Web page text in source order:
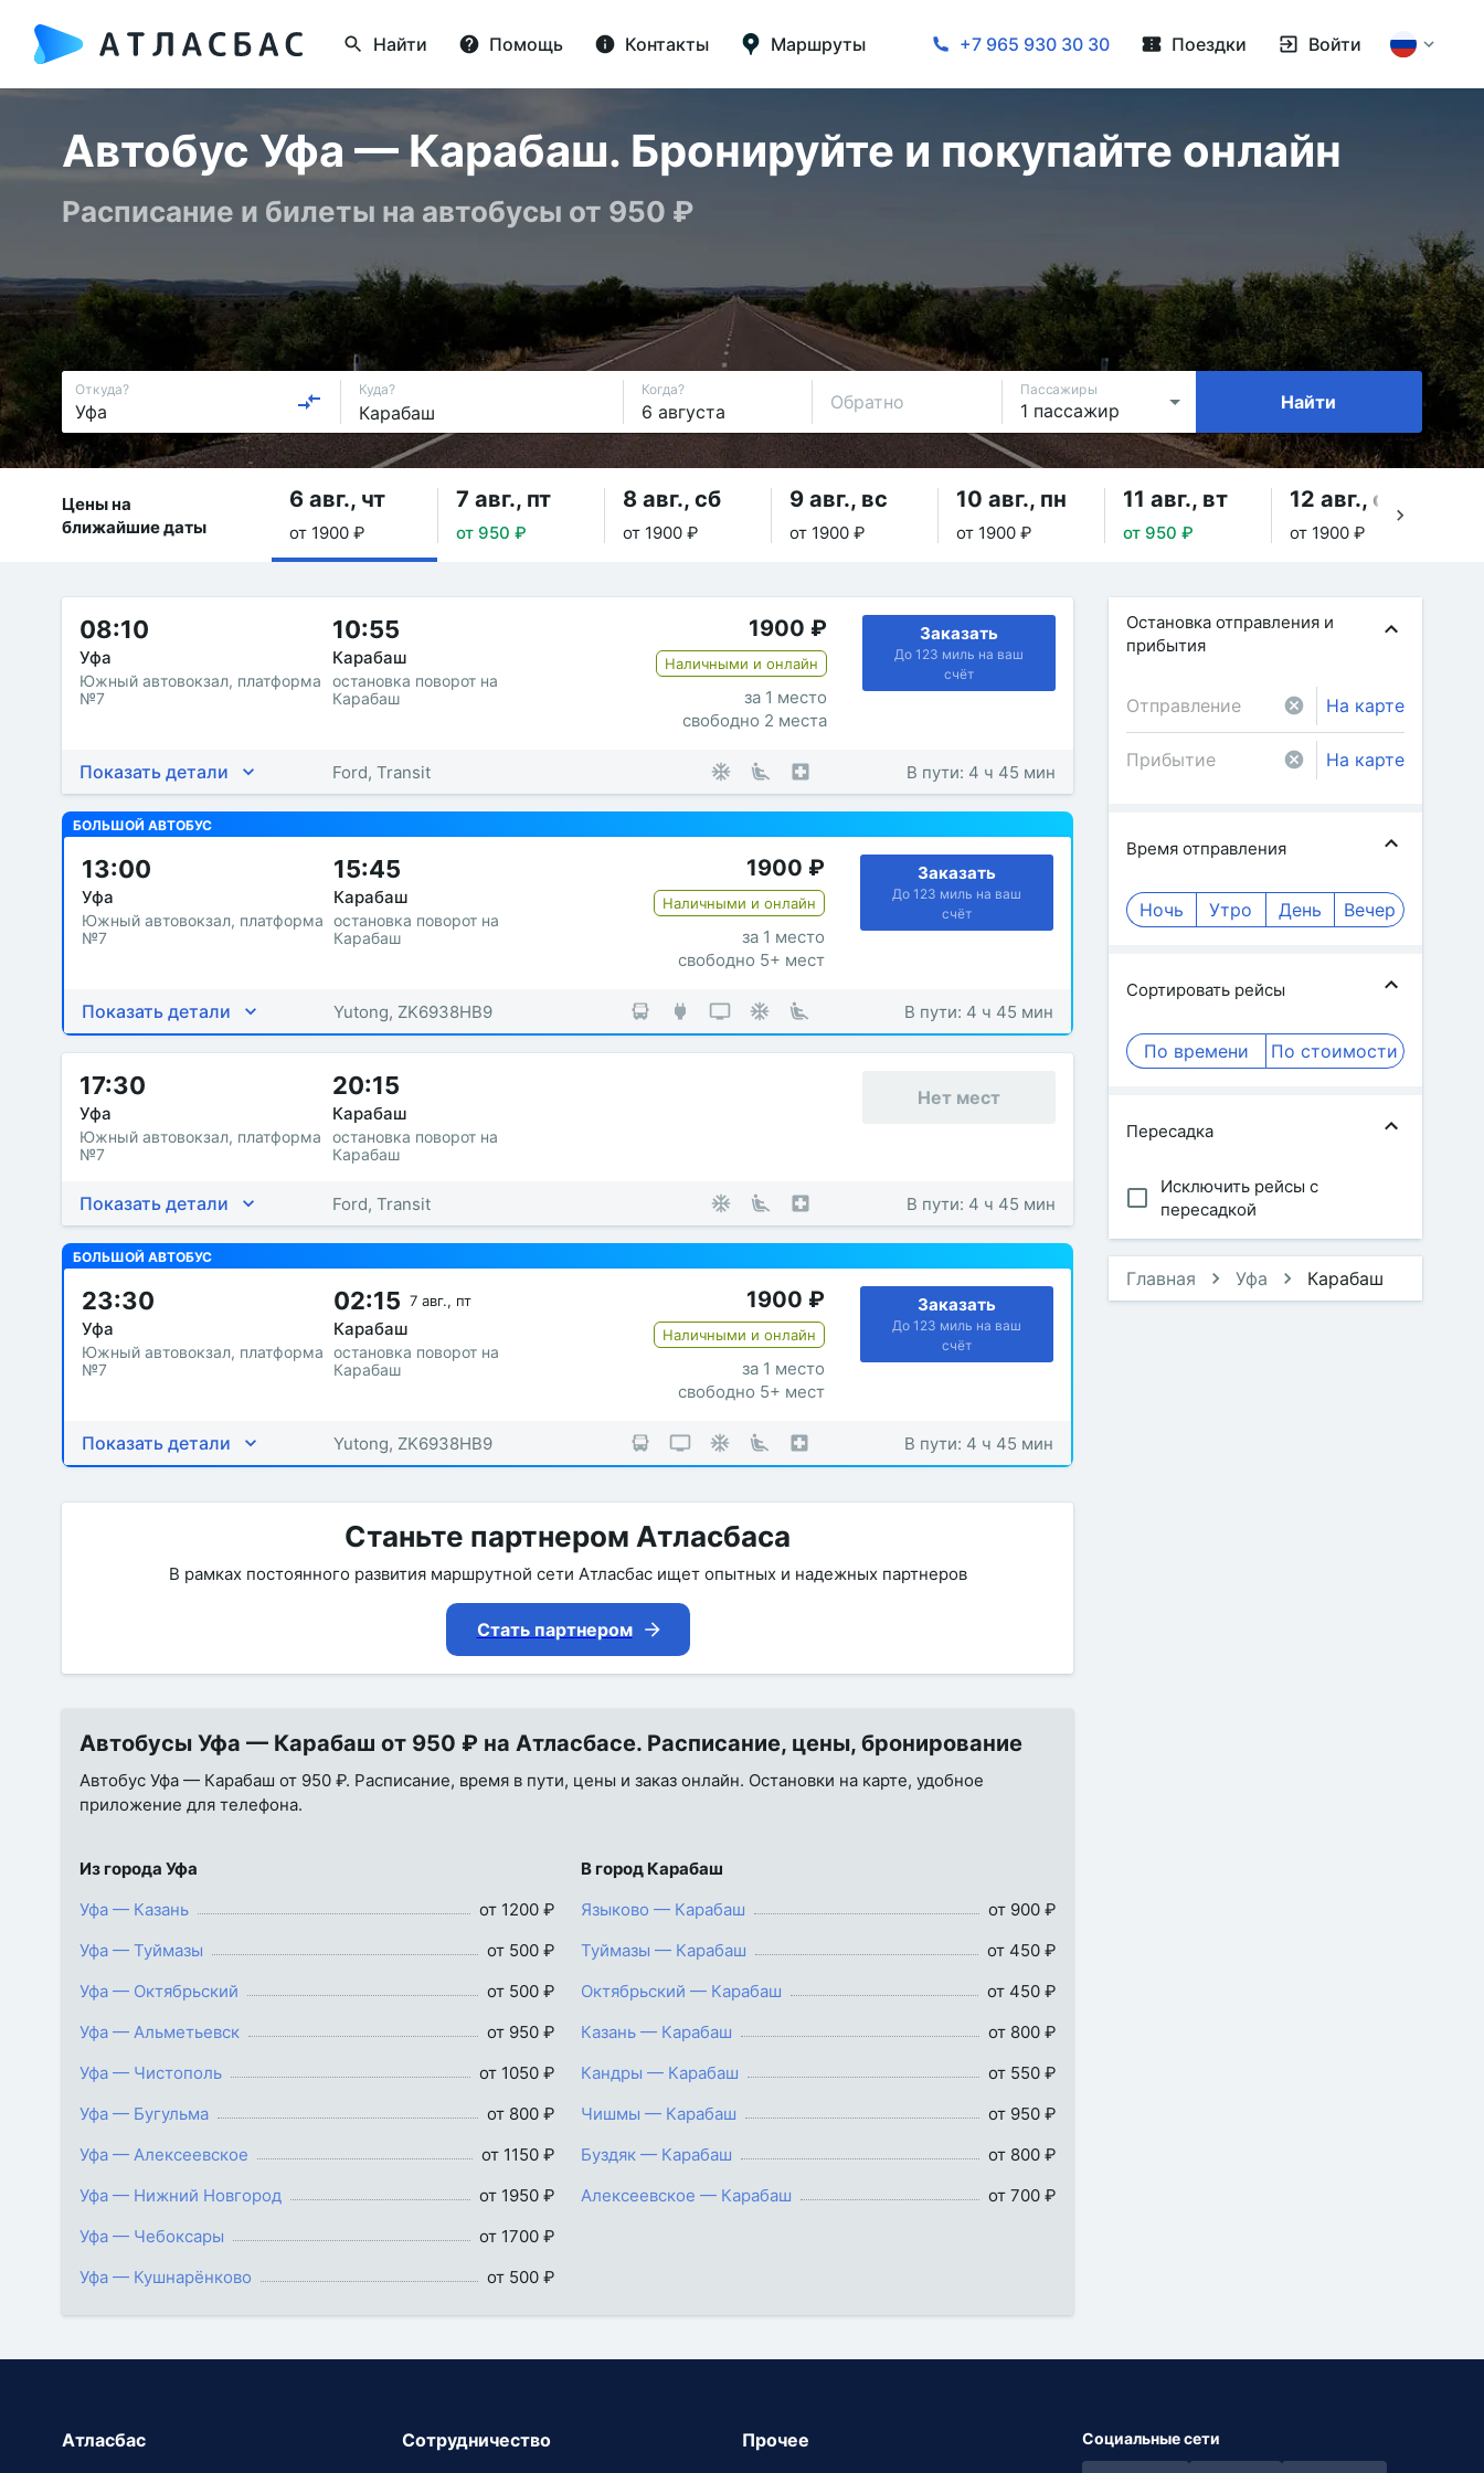
Найти Помощь Контакты Маршруты +7 965 930 30 30 Поездки Войти
Автобус Уфа — Карабаш. Бронируйте и покупайте онлайн
Расписание и билеты на автобусы от 950 ₽
Откуда? Куда? Когда?
Обратно
Пассажиры
Найти
Цены на
ближайшие даты
6 авг., чт
от 1900 ₽
7 авг., пт
от 950 ₽
8 авг., сб
от 1900 ₽
9 авг., вс
от 1900 ₽
10 авг., пн
от 1900 ₽
11 авг., вт
от 950 ₽
12 авг., ср
от 1900 ₽
08:10
Уфа
Южный автовокзал, платформа
№7
10:55
Карабаш
остановка поворот на
Карабаш
1900 ₽
Наличными и онлайн
за 1 место
свободно 2 места
Заказать
До 123 миль на ваш
счёт
Показать детали Ford, Transit В пути: 4 ч 45 мин
БОЛЬШОЙ АВТОБУС
13:00
Уфа
Южный автовокзал, платформа
№7
15:45
Карабаш
остановка поворот на
Карабаш
1900 ₽
Наличными и онлайн
за 1 место
свободно 5+ мест
Заказать
До 123 миль на ваш
счёт
Показать детали Yutong, ZK6938HB9 В пути: 4 ч 45 мин
17:30
Уфа
Южный автовокзал, платформа
№7
20:15
Карабаш
остановка поворот на
Карабаш
Нет мест
Показать детали Ford, Transit В пути: 4 ч 45 мин
БОЛЬШОЙ АВТОБУС
23:30
Уфа
Южный автовокзал, платформа
№7
02:15 7 авг., пт
Карабаш
остановка поворот на
Карабаш
1900 ₽
Наличными и онлайн
за 1 место
свободно 5+ мест
Заказать
До 123 миль на ваш
счёт
Показать детали Yutong, ZK6938HB9 В пути: 4 ч 45 мин
Станьте партнером Атласбаса
В рамках постоянного развития маршрутной сети Атласбас ищет опытных и надежных партнеров
Стать партнером
Автобусы Уфа — Карабаш от 950 ₽ на Атласбасе. Расписание, цены, бронирование
Автобус Уфа — Карабаш от 950 ₽. Расписание, время в пути, цены и заказ онлайн. Остановки на карте, удобное
приложение для телефона.
Из города Уфа
Уфа — Казань
от 1200 ₽
Уфа — Туймазы
от 500 ₽
Уфа — Октябрьский
от 500 ₽
Уфа — Альметьевск
от 950 ₽
Уфа — Чистополь
от 1050 ₽
Уфа — Бугульма
от 800 ₽
Уфа — Алексеевское
от 1150 ₽
Уфа — Нижний Новгород
от 1950 ₽
Уфа — Чебоксары
от 1700 ₽
Уфа — Кушнарёнково
от 500 ₽
В город Карабаш
Языково — Карабаш
от 900 ₽
Туймазы — Карабаш
от 450 ₽
Октябрьский — Карабаш
от 450 ₽
Казань — Карабаш
от 800 ₽
Кандры — Карабаш
от 550 ₽
Чишмы — Карабаш
от 950 ₽
Буздяк — Карабаш
от 800 ₽
Алексеевское — Карабаш
от 700 ₽
Остановка отправления и
прибытия
На карте
На карте
Время отправления
Ночь Утро День Вечер
Сортировать рейсы
По времени По стоимости
Пересадка
Исключить рейсы с
пересадкой
Главная Уфа Карабаш
Атласбас Сотрудничество Прочее Социальные сети